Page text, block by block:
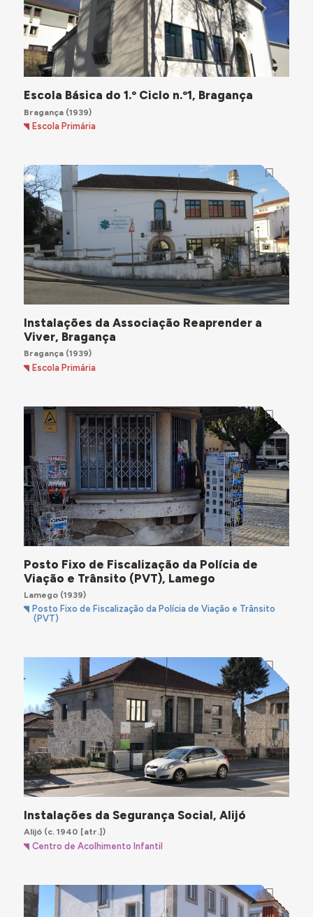
Escola Básica do 1.º Ciclo n.º1, Bragança
Bragança(1939)
Escola Primária
Instalações da Associação Reaprender a
Viver, Bragança
Bragança(1939)
Escola Primária
Posto Fixo de Fiscalização da Polícia de
Viação e Trânsito (PVT), Lamego
Lamego(1939)
Posto Fixo de Fiscalização da Polícia de Viação e Trânsito
(PVT)
Instalações da Segurança Social, Alijó
Alijó(c. 1940 [atr.])
Centro de Acolhimento Infantil